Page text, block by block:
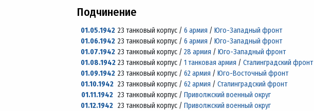
Подчинение
01.05.194223 танковый корпус /6 армия /Юго-Западный фронт
01.06.194223 танковый корпус /6 армия /Юго-Западный фронт
01.07.194223 танковый корпус /28 армия /Юго-Западный фронт
01.08.194223 танковый корпус /1 танковая армия /Сталинградский фронт
01.09.194223 танковый корпус /62 армия /Юго-Восточный фронт
01.10.194223 танковый корпус /62 армия /Сталинградский фронт
01.11.1942 23 танковый корпус /Приволжский военный округ
01.12.1942 23 танковый корпус /Приволжский военный округ